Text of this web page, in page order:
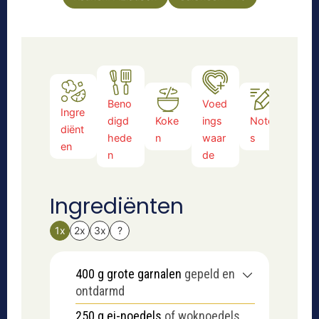
Ingre
diënt
en
Beno
digd
hede
n
Koke
n
Voed
ings
waar
de
Note
s
Ingrediënten
1x 2x 3x ?
400 g grote garnalen gepeld en
ontdarmd
250 g ei-noedels of woknoedels